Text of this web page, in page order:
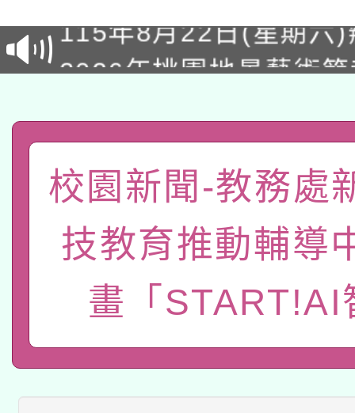
業技術研究院辦理「
用水績優單位及節水達
115年8月22日(星期六
桃園市孔廟祈福系列
2026年桃園地景藝術
關事宜
轉知教育部國民及學前
國立臺灣師範大學辦理
年度健康促進學校輔導
業成長研習」實施計畫
函轉國家教育研究院中
原住民族教育政策研討
族教育國際趨勢與發展
新北市政府教育局辦理
師專業成長研習實施
方素養工作坊新北場」
函轉國立臺灣師範大學
族語言臺北學習中心
「族語學習班」招生簡
轉知有關國立成功大學
文教學共融平台-教案
轉知經濟部水利署委託
校園新聞-教務處
技教育推動輔導
畫「START!AI